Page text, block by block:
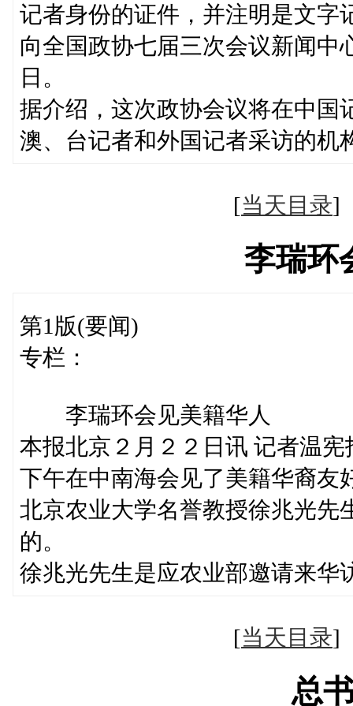
记者身份的证件，并注明是文字
向全国政协七届三次会议新闻中
日。
据介绍，这次政协会议将在中国
澳、台记者和外国记者采访的机
[当天目录
李瑞环
第1版(要闻)
专栏：
李瑞环会见美籍华人
本报北京２月２２日讯 记者温
下午在中南海会见了美籍华裔友
北京农业大学名誉教授徐兆光先
的。
徐兆光先生是应农业部邀请来华
[当天目录
总